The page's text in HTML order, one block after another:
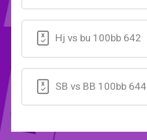
Hj vs bu 100bb 642
SB vs BB 100bb 644